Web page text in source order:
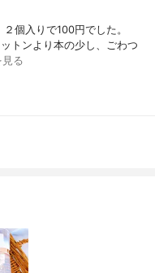
個入りで100円でした。
トンより本の少し、ごわつ
る